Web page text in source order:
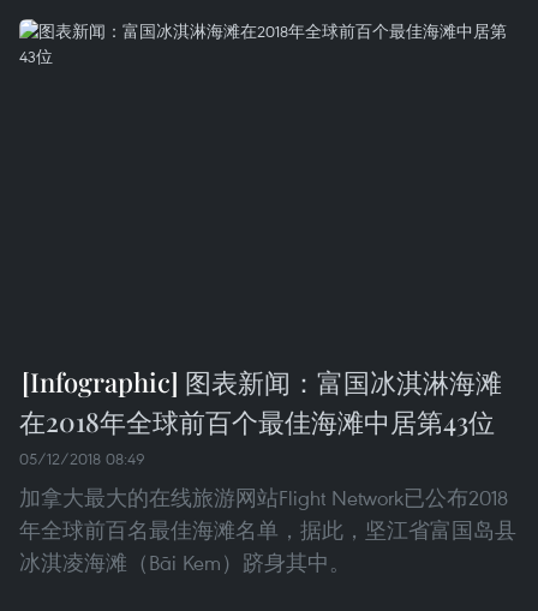
图表新闻：富国冰淇淋海滩
在2018年全球前百个最佳海滩中居第43位
05/12/2018 08:49
加拿大最大的在线旅游网站Flight Network已公布2018
年全球前百名最佳海滩名单，据此，坚江省富国岛县
冰淇凌海滩（Bãi Kem）跻身其中。